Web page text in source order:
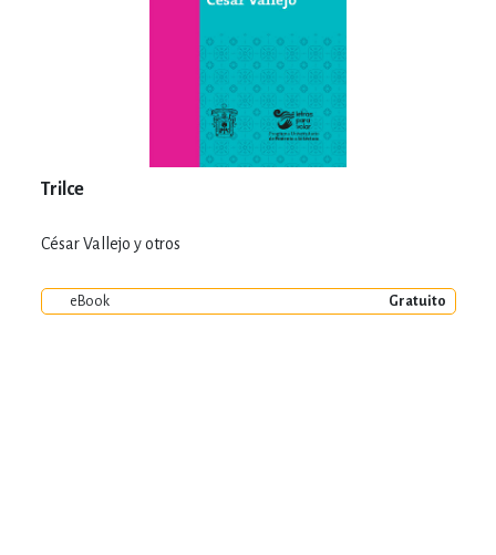
Trilce
César Vallejo y otros
eBook Gratuito